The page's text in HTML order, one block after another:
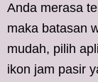
Anda merasa
maka batasan
mudah, pilih
ikon jam pasir